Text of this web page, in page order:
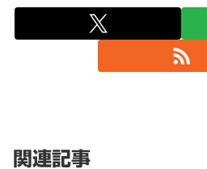
関連記事